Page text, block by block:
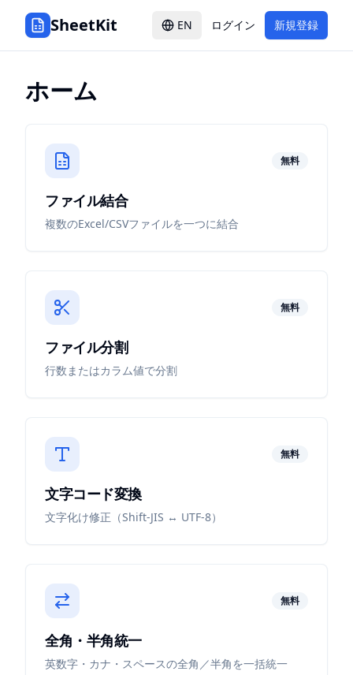
SheetKit EN ログイン 新規登録
ホーム
無料
ファイル結合
複数のExcel/CSVファイルを一つに結合
無料
ファイル分割
行数またはカラム値で分割
無料
文字コード変換
文字化け修正（Shift-JIS ↔ UTF-8）
無料
全角・半角統一
英数字・カナ・スペースの全角／半角を一括統一